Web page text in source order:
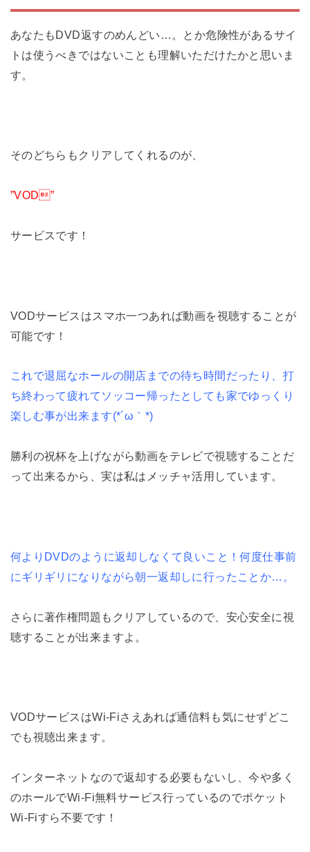
あなたもDVD返すのめんどい…。とか危険性があるサイ
トは使うべきではないことも理解いただけたかと思いま
す。
そのどちらもクリアしてくれるのが、
”VOD”
サービスです！
VODサービスはスマホ一つあれば動画を視聴することが
可能です！
これで退屈なホールの開店までの待ち時間だったり、打
ち終わって疲れてソッコー帰ったとしても家でゆっくり
楽しむ事が出来ます(*´ω｀*)
勝利の祝杯を上げながら動画をテレビで視聴することだ
って出来るから、実は私はメッチャ活用しています。
何よりDVDのように返却しなくて良いこと！何度仕事前
にギリギリになりながら朝一返却しに行ったことか…。
さらに著作権問題もクリアしているので、安心安全に視
聴することが出来ますよ。
VODサービスはWi-Fiさえあれば通信料も気にせずどこ
でも視聴出来ます。
インターネットなので返却する必要もないし、今や多く
のホールでWi-Fi無料サービス行っているのでポケット
Wi-Fiすら不要です！